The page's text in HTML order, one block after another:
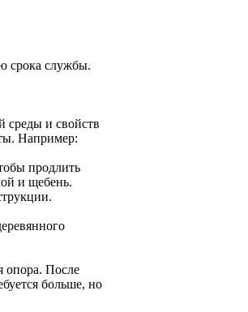
срока службы.
среды и свойств
Например:
продлить
и щебень.
опора. После
больше, но